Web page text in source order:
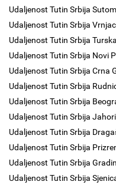
Udaljenost Tutin Srbija
Udaljenost Tutin Srbija
Udaljenost Tutin Srbija Turska
Udaljenost Tutin Srbija Novi
Udaljenost Tutin Srbija Crna
Udaljenost Tutin Srbija
Udaljenost Tutin Srbija
Udaljenost Tutin Srbija
Udaljenost Tutin Srbija
Udaljenost Tutin Srbija
Udaljenost Tutin Srbija
Udaljenost Tutin Srbija